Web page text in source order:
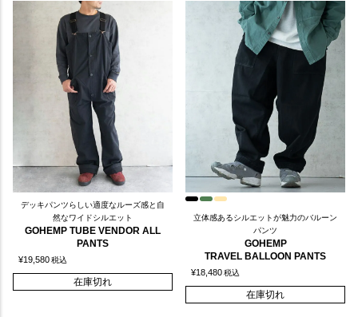
デッキパンツらしい適度なルーズ感と自
然なワイドシルエット
GOHEMP TUBE VENDOR ALL
PANTS
¥19,580税込
在庫切れ
立体感あるシルエットが魅力のバルーン
パンツ
GOHEMP
TRAVEL BALLOON PANTS
¥18,480税込
在庫切れ